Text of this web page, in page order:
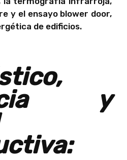
y el ensayo blower door,
de edificios.
y